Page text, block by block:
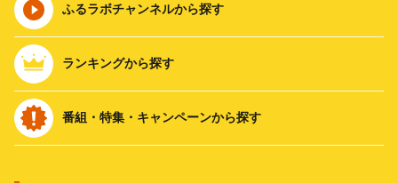
ふるラボチャンネルから探す
ランキングから探す
番組・特集・キャンペーンから探す